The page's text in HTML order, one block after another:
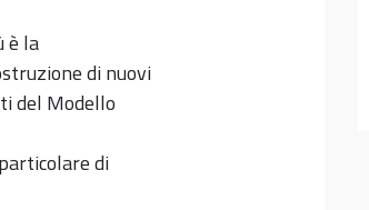
è la
di nuovi
del Modello
di